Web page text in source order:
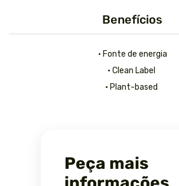
Benefícios
• Fonte de energia
• Clean Label
• Plant-based
Peça mais